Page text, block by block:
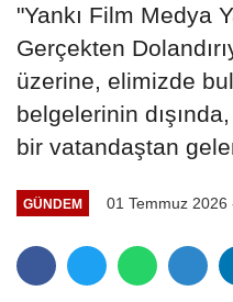
"Yankı Film Medya
Gerçekten
üzerine, elimizde
belgelerinin
bir vatandaştan
GÜNDEM 01 Temmuz 2026